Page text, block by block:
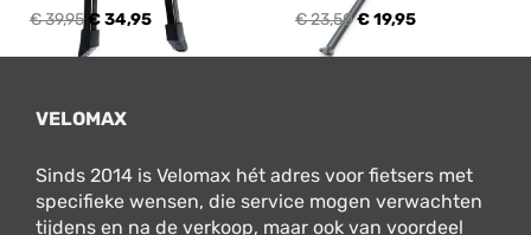
€ 39,95 € 34,95 € 23,50€ 19,95
VELOMAX
Sinds 2014 is Velomax hét adres voor fietsers met
specifieke wensen, die service mogen verwachten
tijdens en na de verkoop, maar ook van voordeel